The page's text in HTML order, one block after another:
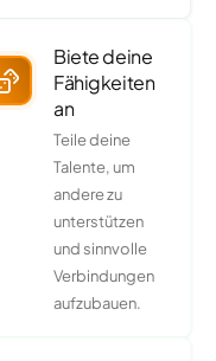
Biete deine
Fähigkeiten
an
Teile deine
Talente, um
andere zu
unterstützen
und sinnvolle
Verbindungen
aufzubauen.